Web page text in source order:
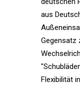
aus
Gegensatz
Flexibilität